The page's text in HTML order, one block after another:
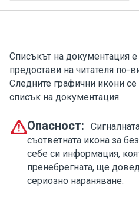
Списъкът на документация
предостави на читателя по-
Следните графични икони
списък на документация.
Опасност:
съответната икона за
себе си информация,
пренебрегната, ще
сериозно нараняване.